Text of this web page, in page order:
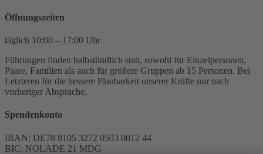
Öffnungszeiten
täglich 10:00 – 17:00 Uhr
Führungen finden halbstündlich statt, sowohl für Einzelpersonen,
Paare, Familien als auch für größere Gruppen ab 15 Personen. Bei
Letzteren für die bessere Planbarkeit unserer Kräfte nur nach
vorheriger Absprache.
Spendenkonto
IBAN: DE78 8105 3272 0503 0012 44
BIC: NOLADE 21 MDG